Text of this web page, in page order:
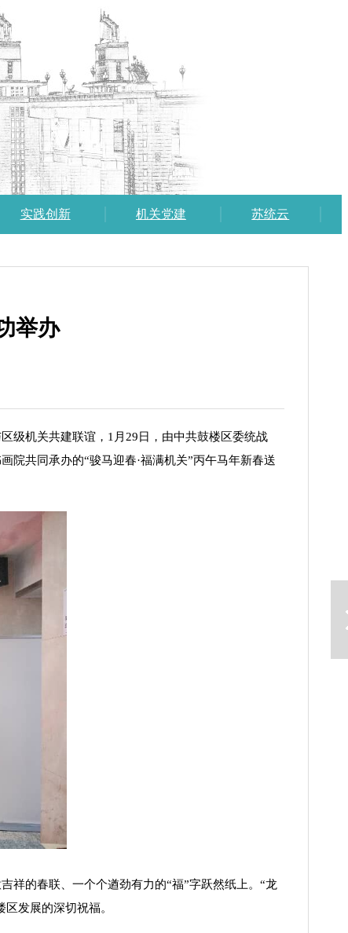
实践创新 机关党建 苏统云
举办
机关共建联谊，1月29日，由中共鼓楼区委统战
院共同承办的“骏马迎春·福满机关”丙午马年新春送
的春联、一个个遒劲有力的“福”字跃然纸上。“龙
发展的深切祝福。